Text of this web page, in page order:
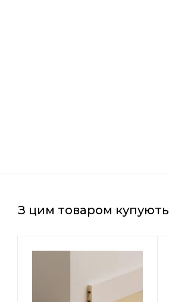
З цим товаром купують
Товщина